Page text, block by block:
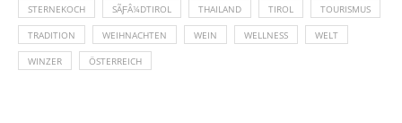
STERNEKOCH SÃƑÂ¼DTIROL THAILAND TIROL TOURISMUS
TRADITION WEIHNACHTEN WEIN WELLNESS WELT
WINZER ÖSTERREICH